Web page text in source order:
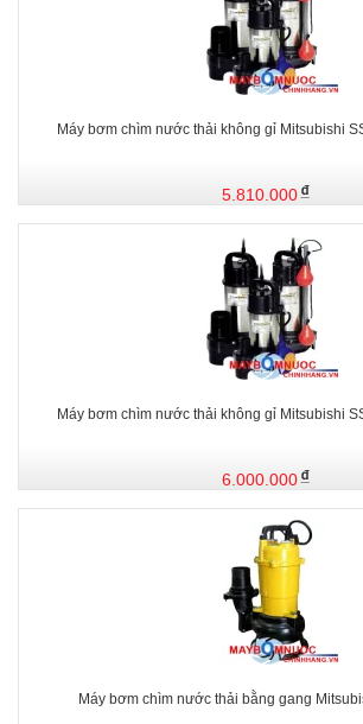
Máy bơm chìm nước thải không gỉ Mitsubishi
5.810.000
Máy bơm chìm nước thải không gỉ Mitsubishi
6.000.000
Máy bơm chìm nước thải bằng gang